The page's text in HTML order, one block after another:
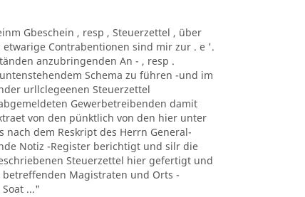
Gbeschein , resp , Steuerzettel , über
Contrabentionen sind mir zur . e '.
anzubringenden An - , resp .
Schema zu führen -und im
urllclegeenen Steuerzettel
Gewerbetreibenden damit
von den pünktlich von den hier unter
dem Reskript des Herrn General-
Notiz -Register berichtigt und silr die
Steuerzettel hier gefertigt und
Magistraten und Orts -
..."